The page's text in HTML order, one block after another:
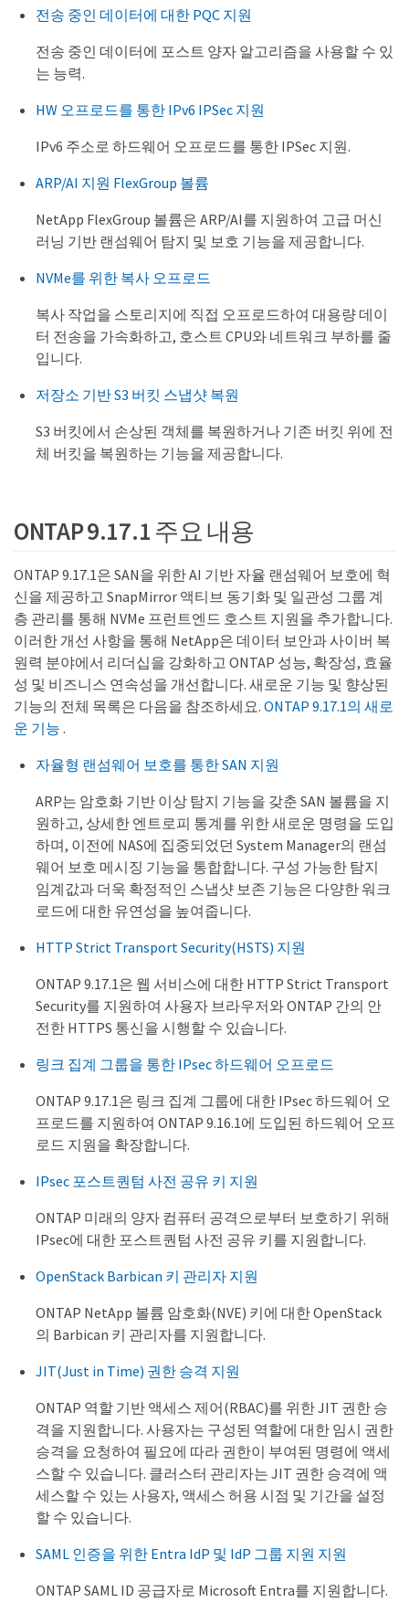
전송 중인 데이터에 대한 PQC 지원
전송 중인 데이터에 포스트 양자 알고리즘을 사용할 수 있
는 능력.
HW 오프로드를 통한 IPv6 IPSec 지원
IPv6 주소로 하드웨어 오프로드를 통한 IPSec 지원.
ARP/AI 지원 FlexGroup 볼륨
NetApp FlexGroup 볼륨은 ARP/AI를 지원하여 고급 머신
러닝 기반 랜섬웨어 탐지 및 보호 기능을 제공합니다.
NVMe를 위한 복사 오프로드
복사 작업을 스토리지에 직접 오프로드하여 대용량 데이
터 전송을 가속화하고, 호스트 CPU와 네트워크 부하를 줄
입니다.
저장소 기반 S3 버킷 스냅샷 복원
S3 버킷에서 손상된 객체를 복원하거나 기존 버킷 위에 전
체 버킷을 복원하는 기능을 제공합니다.
ONTAP 9.17.1 주요 내용
ONTAP 9.17.1은 SAN을 위한 AI 기반 자율 랜섬웨어 보호에 혁
신을 제공하고 SnapMirror 액티브 동기화 및 일관성 그룹 계
층 관리를 통해 NVMe 프런트엔드 호스트 지원을 추가합니다.
이러한 개선 사항을 통해 NetApp은 데이터 보안과 사이버 복
원력 분야에서 리더십을 강화하고 ONTAP 성능, 확장성, 효율
성 및 비즈니스 연속성을 개선합니다. 새로운 기능 및 향상된
기능의 전체 목록은 다음을 참조하세요. ONTAP 9.17.1의 새로
운 기능 .
자율형 랜섬웨어 보호를 통한 SAN 지원
ARP는 암호화 기반 이상 탐지 기능을 갖춘 SAN 볼륨을 지
원하고, 상세한 엔트로피 통계를 위한 새로운 명령을 도입
하며, 이전에 NAS에 집중되었던 System Manager의 랜섬
웨어 보호 메시징 기능을 통합합니다. 구성 가능한 탐지
임계값과 더욱 확정적인 스냅샷 보존 기능은 다양한 워크
로드에 대한 유연성을 높여줍니다.
HTTP Strict Transport Security(HSTS) 지원
ONTAP 9.17.1은 웹 서비스에 대한 HTTP Strict Transport
Security를 ​​지원하여 사용자 브라우저와 ONTAP 간의 안
전한 HTTPS 통신을 시행할 수 있습니다.
링크 집계 그룹을 통한 IPsec 하드웨어 오프로드
ONTAP 9.17.1은 링크 집계 그룹에 대한 IPsec 하드웨어 오
프로드를 지원하여 ONTAP 9.16.1에 도입된 하드웨어 오프
로드 지원을 확장합니다.
IPsec 포스트퀀텀 사전 공유 키 지원
ONTAP 미래의 양자 컴퓨터 공격으로부터 보호하기 위해
IPsec에 대한 포스트퀀텀 사전 공유 키를 지원합니다.
OpenStack Barbican 키 관리자 지원
ONTAP NetApp 볼륨 암호화(NVE) 키에 대한 OpenStack
의 Barbican 키 관리자를 지원합니다.
JIT(Just in Time) 권한 승격 지원
ONTAP 역할 기반 액세스 제어(RBAC)를 위한 JIT 권한 승
격을 지원합니다. 사용자는 구성된 역할에 대한 임시 권한
승격을 요청하여 필요에 따라 권한이 부여된 명령에 액세
스할 수 있습니다. 클러스터 관리자는 JIT 권한 승격에 액
세스할 수 있는 사용자, 액세스 허용 시점 및 기간을 설정
할 수 있습니다.
SAML 인증을 위한 Entra IdP 및 IdP 그룹 지원 지원
ONTAP SAML ID 공급자로 Microsoft Entra를 지원합니다.